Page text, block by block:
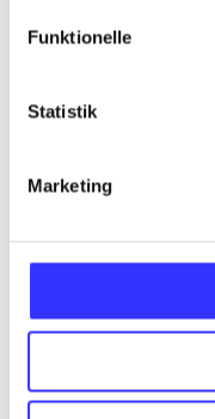
Funktionelle
Statistik
Marketing
Forgængeren
derudover er
Et udmærket
målgruppen